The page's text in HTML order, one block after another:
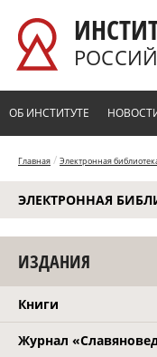
ОБ ИНСТИТУТЕ
Главная / Электронная
ЭЛЕКТРОННАЯ
ИЗДАНИЯ
Книги
Журнал